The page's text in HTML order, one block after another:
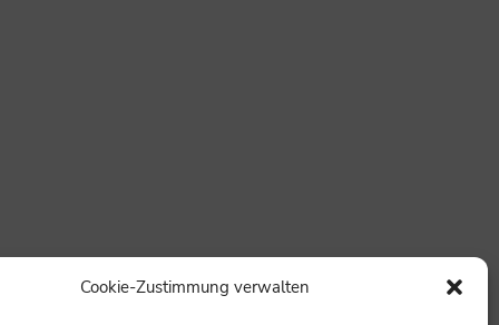
Cookie-Zustimmung verwalten